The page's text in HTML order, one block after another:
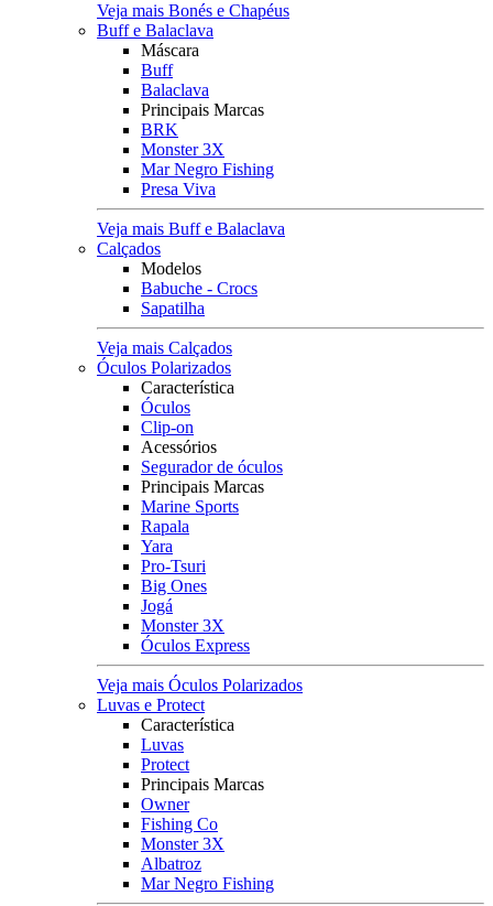
Veja mais Bonés e Chapéus
Buff e Balaclava
Máscara
Buff
Balaclava
Principais Marcas
BRK
Monster 3X
Mar Negro Fishing
Presa Viva
Veja mais Buff e Balaclava
Calçados
Modelos
Babuche - Crocs
Sapatilha
Veja mais Calçados
Óculos Polarizados
Característica
Óculos
Clip-on
Acessórios
Segurador de óculos
Principais Marcas
Marine Sports
Rapala
Yara
Pro-Tsuri
Big Ones
Jogá
Monster 3X
Óculos Express
Veja mais Óculos Polarizados
Luvas e Protect
Característica
Luvas
Protect
Principais Marcas
Owner
Fishing Co
Monster 3X
Albatroz
Mar Negro Fishing